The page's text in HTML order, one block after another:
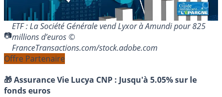
ETF : La Société Générale vend Lyxor à Amundi pour 825
millions d’euros ©
FranceTransactions.com/stock.adobe.com
Offre Partenaire
🎁 Assurance Vie Lucya CNP : Jusqu'à 5.05% sur le
fonds euros